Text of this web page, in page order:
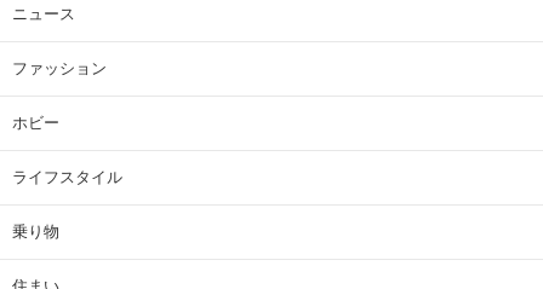
ニュース
ファッション
ホビー
ライフスタイル
乗り物